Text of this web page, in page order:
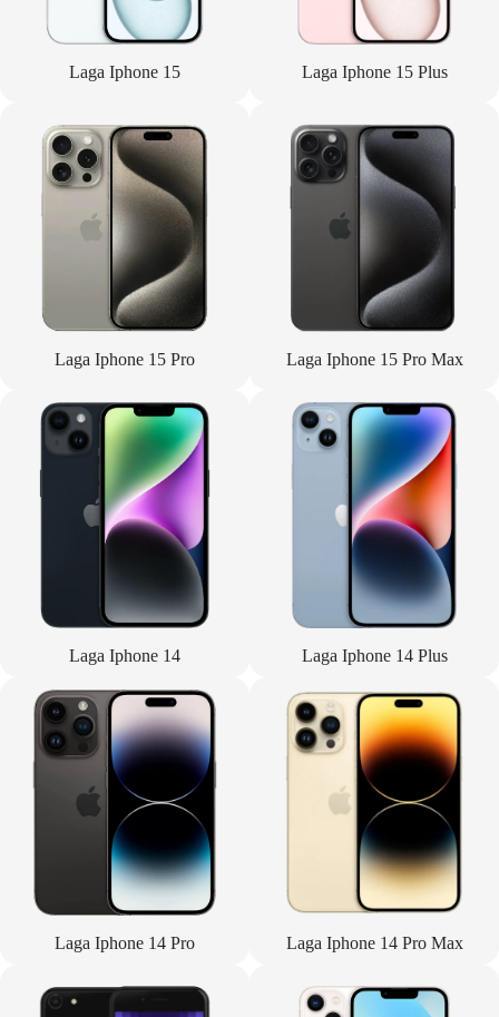
Laga Iphone 15 Laga Iphone 15 Plus
Laga Iphone 15 Pro Laga Iphone 15 Pro Max
Laga Iphone 14 Laga Iphone 14 Plus
Laga Iphone 14 Pro Laga Iphone 14 Pro Max